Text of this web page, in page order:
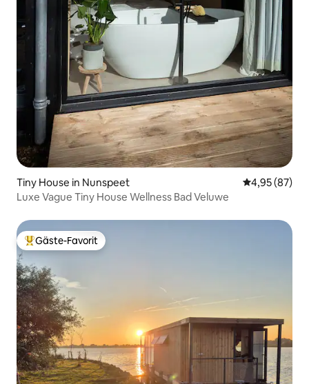
Tiny House in Nunspeet
4,95 (87)
Luxe Vague Tiny House Wellness Bad Veluwe
Beliebter Gäste-Favorit.
Gäste-Favorit